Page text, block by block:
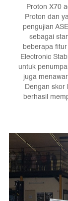
Proton X70
Proton dan
pengujian
sebagai
beberapa
Electronic
untuk
juga
Dengan
berhasil